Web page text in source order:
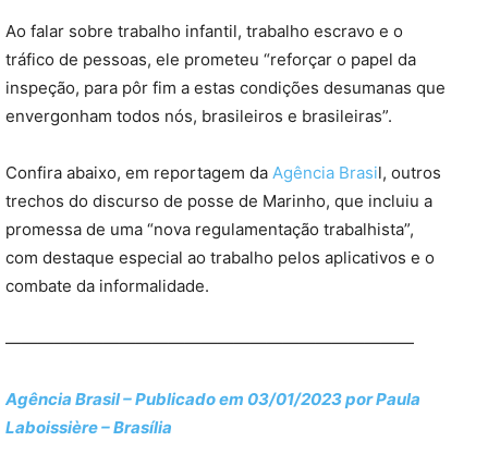
Ao falar sobre trabalho infantil, trabalho escravo e o
tráfico de pessoas, ele prometeu “reforçar o papel da
inspeção, para pôr fim a estas condições desumanas que
envergonham todos nós, brasileiros e brasileiras”.
Confira abaixo, em reportagem da Agência Brasil, outros
trechos do discurso de posse de Marinho, que incluiu a
promessa de uma “nova regulamentação trabalhista”,
com destaque especial ao trabalho pelos aplicativos e o
combate da informalidade.
—————————————————————————
Agência Brasil – Publicado em 03/01/2023 por Paula
Laboissière – Brasília